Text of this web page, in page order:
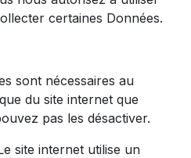
: Comment
Pratique
de piscine :
type choisir, où
pour un entretien
certaines Données.
sont nécessaires au
du site internet que
pas les désactiver.
site internet utilise un